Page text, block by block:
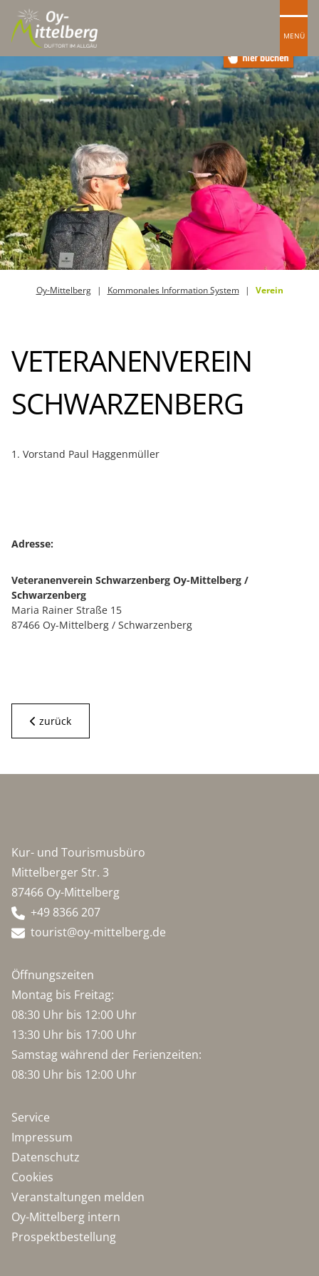
MENÜ
Oy-Mittelberg Kommonales Information System Verein
VETERANENVEREIN
SCHWARZENBERG
1. Vorstand Paul Haggenmüller
Adresse:
Veteranenverein Schwarzenberg Oy-Mittelberg /
Schwarzenberg
Maria Rainer Straße 15
87466 Oy-Mittelberg / Schwarzenberg
zurück
Kur- und Tourismusbüro
Mittelberger Str. 3
87466 Oy-Mittelberg
+49 8366 207
tourist@oy-mittelberg.de
Öffnungszeiten
Montag bis Freitag:
08:30 Uhr bis 12:00 Uhr
13:30 Uhr bis 17:00 Uhr
Samstag während der Ferienzeiten:
08:30 Uhr bis 12:00 Uhr
Service
Impressum
Datenschutz
Cookies
Veranstaltungen melden
Oy-Mittelberg intern
Prospektbestellung